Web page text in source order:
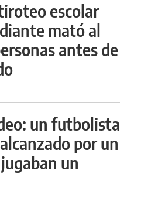
escolar
mató al
antes de
un futbolista
por un
un